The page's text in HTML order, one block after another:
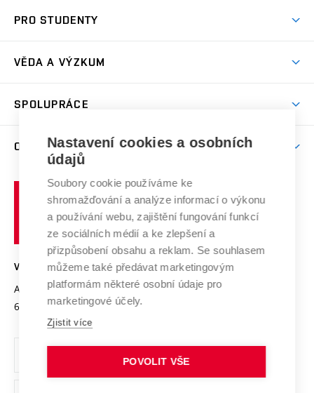
Koleje
Sport na VUT
Dny otevřených dveří
Celoživotní vzdělávání
E-přihláška
PRO STUDENTY
Harmonogram akademického roku
Závěrečné práce
Doktorské studium
Zpracování osobních údajů studentů
Sociální bezpečí
Studium bez bariér
Podpora podnikání
VĚDA A VÝZKUM
Mezinárodní vědecká rada
Systém zajišťování kvality výzkumu
Výzkumné infrastruktury
Transfer znalostí
Open Science
Projekty
Projekty ze strukturálních fondů
Specifický výzkum
SPOLUPRÁCE
Zahraniční spolupráce
Spolupráce se školami
Služby univerzity
Mezinárodní dohody
Univerzitní sítě
O UNIVERZITĚ
Profil univerzity
Udržitelná univerzita
Podnikavá univerzita / ContriBUTe
Bezpečná univerzita
Vyznamenání
Organizační struktura
Ochrana osobních údajů
učení
technické
VYSOKÉ UČENÍ TECHNICKÉ V BRNĚ
Antonínská 548/1
602 00 Brno
www.vut.cz
vut@vutbr.cz
Nastavení cookies a osobních
údajů
Soubory cookie používáme ke
shromažďování a analýze informací o výkonu
a používání webu, zajištění fungování funkcí
ze sociálních médií a ke zlepšení a
přizpůsobení obsahu a reklam. Se souhlasem
můžeme také předávat marketingovým
platformám některé osobní údaje pro
marketingové účely.
Zjistit více
POVOLIT VŠE